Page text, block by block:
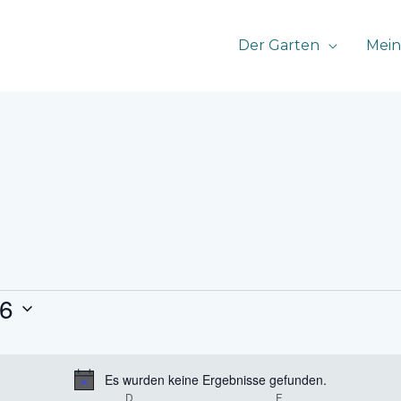
Der Garten
Hinweis
Es wurden keine Ergebnisse gefunden.
D F